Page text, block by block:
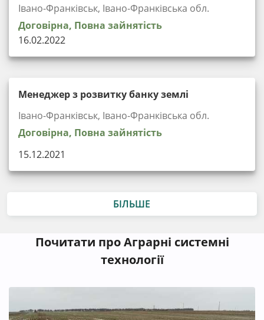
Івано-Франківськ, Івано-Франківська обл.
Договірна, Повна зайнятість
16.02.2022
Менеджер з розвитку банку землі
Івано-Франківськ, Івано-Франківська обл.
Договірна, Повна зайнятість
15.12.2021
БІЛЬШЕ
Почитати про Аграрні системні
технології